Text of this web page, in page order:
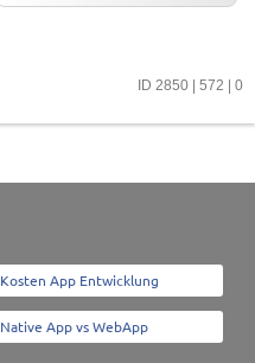
ID 2850 | 572 | 0
Kosten App Entwicklung
Native App vs WebApp